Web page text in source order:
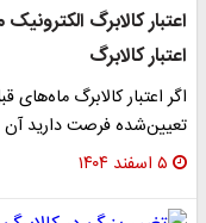
اعتبار کالابرگ
اعتبار کالابرگ
اگر اعتبار کالابرگ ماه‌های
تعیین‌شده فرصت دارید آن
۵ اسفند ۱۴۰۴